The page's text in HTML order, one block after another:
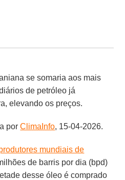
se somaria aos mais
de petróleo já
elevando os preços.
porClimaInfo, 15-04-2026.
mundiais de
de barris por dia (bpd)
desse óleo é comprado